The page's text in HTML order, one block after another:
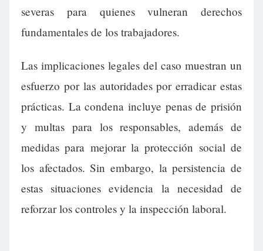
severas para quienes vulneran derechos
fundamentales de los trabajadores.
Las implicaciones legales del caso muestran un
esfuerzo por las autoridades por erradicar estas
prácticas. La condena incluye penas de prisión
y multas para los responsables, además de
medidas para mejorar la protección social de
los afectados. Sin embargo, la persistencia de
estas situaciones evidencia la necesidad de
reforzar los controles y la inspección laboral.